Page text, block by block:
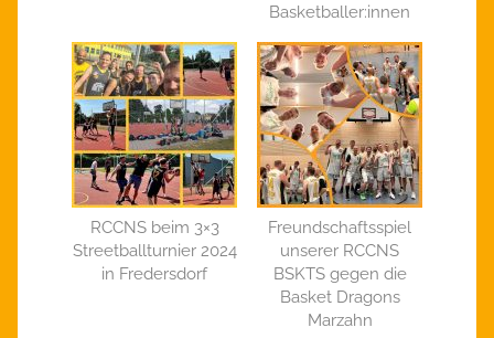
Basketballer:innen
RCCNS beim 3×3
Streetballturnier 2024
in Fredersdorf
Freundschaftsspiel
unserer RCCNS
BSKTS gegen die
Basket Dragons
Marzahn